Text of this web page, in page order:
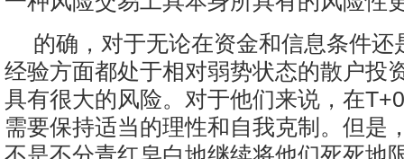
的确，对于无论在资金和信息条件还
经验方面都处于相对弱势状态的散户投
具有很大的风险。对于他们来说，在
需要保持适当的理性和自我克制。但是